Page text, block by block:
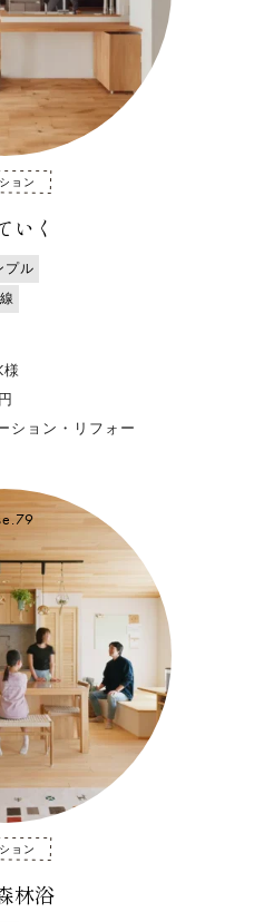
ョン
いく
プル
ション・リフォー
ョン
林浴